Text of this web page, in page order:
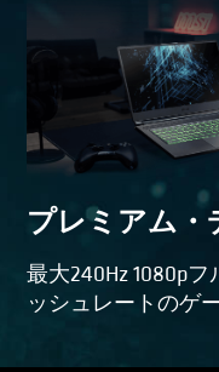
プレミアム・
最大240Hz 1080p
ッシュレートのゲ